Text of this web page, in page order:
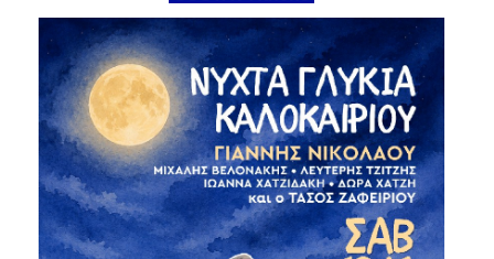
Είσοδος διαχειριστή